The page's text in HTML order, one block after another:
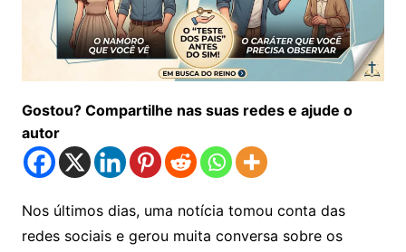
Gostou? Compartilhe nas suas redes e ajude o
autor
Nos últimos dias, uma notícia tomou conta das
redes sociais e gerou muita conversa sobre os